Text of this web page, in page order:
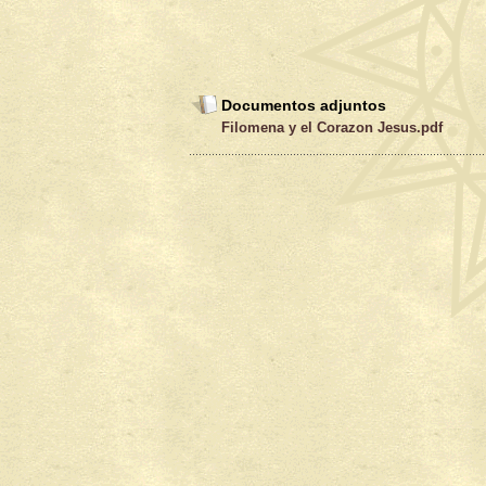
Documentos adjuntos
Filomena y el Corazon Jesus.pdf